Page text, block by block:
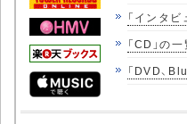
「インタビ
「CD」の
「DVD、